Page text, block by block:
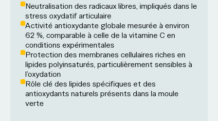
Neutralisation des radicaux libres, impliqués dans le
stress oxydatif articulaire
Activité antioxydante globale mesurée à environ
62 %, comparable à celle de la vitamine C en
conditions expérimentales
Protection des membranes cellulaires riches en
lipides polyinsaturés, particulièrement sensibles à
l’oxydation
Rôle clé des lipides spécifiques et des
antioxydants naturels présents dans la moule
verte